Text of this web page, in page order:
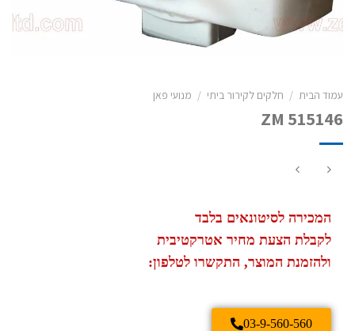
עמוד הבית / חלקים לקירור ביתי / מנועי פאן
ZM 515146
המכירה לסיטונאים בלבד
לקבלת הצעת מחיר אטרקטיבית
ולהזמנת המוצר, התקשרו לטלפון:
03-9-560-560